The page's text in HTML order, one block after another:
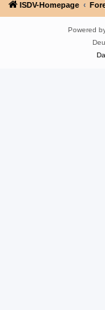
ISDV-Homepage
Powered